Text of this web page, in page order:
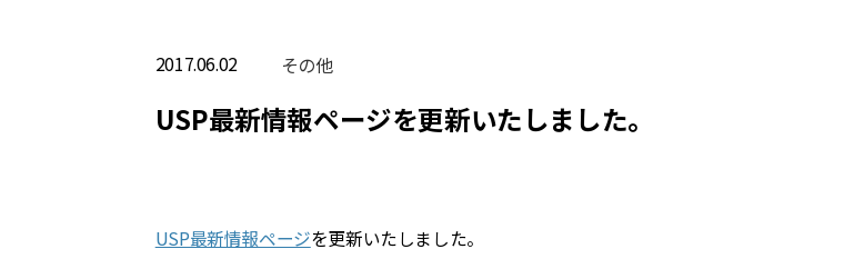
2017.06.02 その他
USP最新情報ページを更新いたしました。
USP最新情報ページを更新いたしました。